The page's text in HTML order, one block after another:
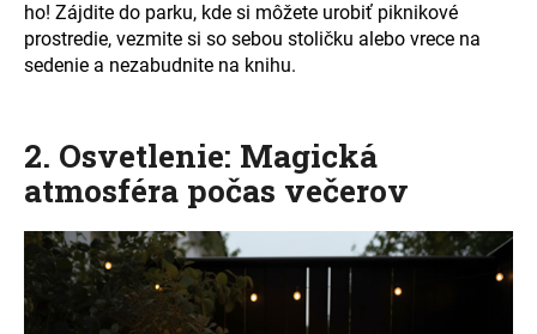
ho! Zájdite do parku, kde si môžete urobiť piknikové
prostredie, vezmite si so sebou stoličku alebo vrece na
sedenie a nezabudnite na knihu.
2. Osvetlenie: Magická
atmosféra počas večerov